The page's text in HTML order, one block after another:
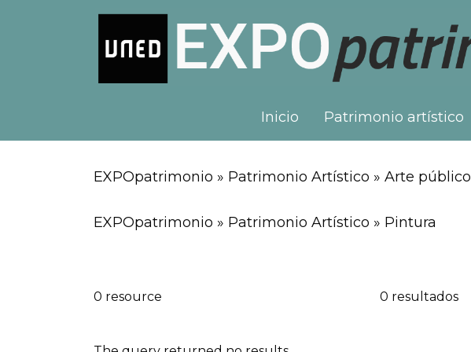
Inicio Patrimonio artístico
EXPOpatrimonio » Patrimonio Artístico » Arte público
EXPOpatrimonio » Patrimonio Artístico » Pintura
0 resource 0 resultados